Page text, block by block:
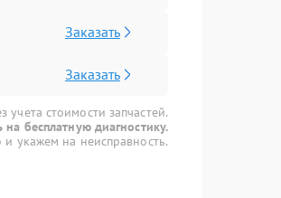
Заказать
Заказать
стоимости запчастей.
на бесплатную диагностику.
укажем на неисправность.